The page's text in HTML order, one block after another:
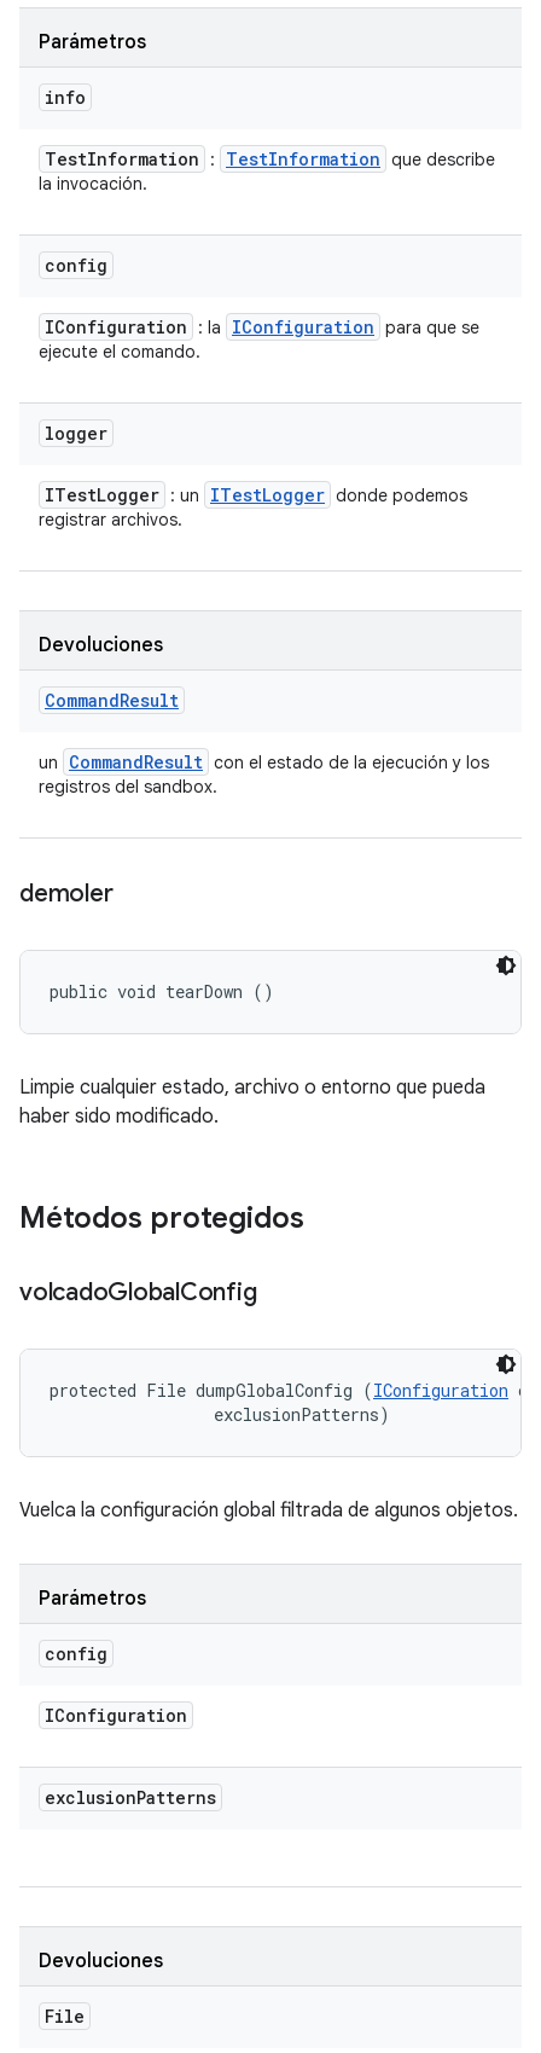
Parámetros
info
TestInformation : TestInformation que describe
la invocación.
config
IConfiguration : la IConfiguration para que se
ejecute el comando.
logger
ITestLogger : un ITestLogger donde podemos
registrar archivos.
Devoluciones
CommandResult
un CommandResult con el estado de la ejecución y los
registros del sandbox.
demoler
public void tearDown ()
Limpie cualquier estado, archivo o entorno que pueda
haber sido modificado.
Métodos protegidos
volcadoGlobalConfig
protected File dumpGlobalConfig (IConfiguration
exclusionPatterns)
Vuelca la configuración global filtrada de algunos objetos.
Parámetros
config
IConfiguration
exclusionPatterns
Devoluciones
File